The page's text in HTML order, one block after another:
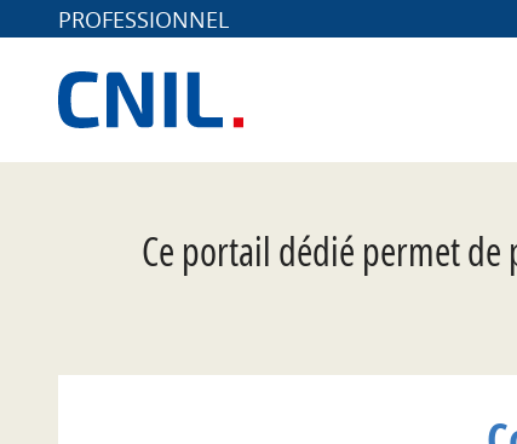
PROFESSIONNEL
Ce portail dédié permet